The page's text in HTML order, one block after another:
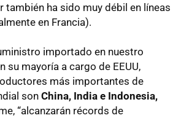
también ha sido muy débil en líneas
en Francia).
importado en nuestro
su mayoría a cargo de EEUU,
más importantes de
son China, India e Indonesia,
“alcanzarán récords de